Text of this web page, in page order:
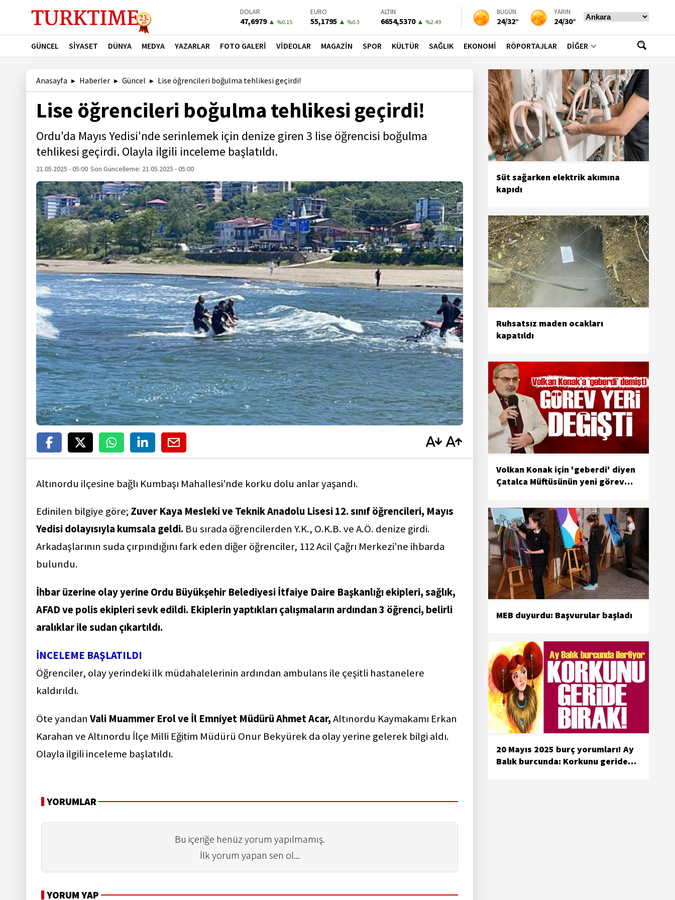
47,6979 55,1795 6654,5370
BIST-100 PETROL BONO
BUGÜN
24/32°
YARIN
24/30°
GÜNCEL SİYASET DÜNYA MEDYA YAZARLAR FOTO GALERİ VİDEOLAR MAGAZİN SPOR KÜLTÜR SAĞLIK EKONOMİ RÖPORTAJLAR DİĞER
Anasayfa Haberler Güncel Lise öğrencileri boğulma tehlikesi geçirdi!
Lise öğrencileri boğulma tehlikesi geçirdi!
Ordu'da Mayıs Yedisi'nde serinlemek için denize giren 3 lise öğrencisi boğulma
tehlikesi geçirdi. Olayla ilgili inceleme başlatıldı.
21.05.2025 - 05:00 Son Güncelleme: 21.05.2025 - 05:00
Altınordu ilçesine bağlı Kumbaşı Mahallesi'nde korku dolu anlar yaşandı.
Edinilen bilgiye göre; Zuver Kaya Mesleki ve Teknik Anadolu Lisesi 12. sınıf öğrencileri, Mayıs
Yedisi dolayısıyla kumsala geldi. Bu sırada öğrencilerden Y.K., O.K.B. ve A.Ö. denize girdi.
Arkadaşlarının suda çırpındığını fark eden diğer öğrenciler, 112 Acil Çağrı Merkezi'ne ihbarda
bulundu.
İhbar üzerine olay yerine Ordu Büyükşehir Belediyesi İtfaiye Daire Başkanlığı ekipleri, sağlık,
AFAD ve polis ekipleri sevk edildi. Ekiplerin yaptıkları çalışmaların ardından 3 öğrenci, belirli
aralıklar ile sudan çıkartıldı.
İNCELEME BAŞLATILDI
Öğrenciler, olay yerindeki ilk müdahalelerinin ardından ambulans ile çeşitli hastanelere
kaldırıldı.
Öte yandan Vali Muammer Erol ve İl Emniyet Müdürü Ahmet Acar,Altınordu Kaymakamı Erkan
Karahan ve Altınordu İlçe Milli Eğitim Müdürü Onur Bekyürek da olay yerine gelerek bilgi aldı.
Olayla ilgili inceleme başlatıldı.
YORUMLAR
Bu içeriğe henüz yorum yapılmamış.
İlk yorum yapan sen ol...
YORUM YAP
Süt sağarken elektrik akımına
kapıdı
Ruhsatsız maden ocakları
kapatıldı
Volkan Konak için 'geberdi' diyen
Çatalca Müftüsünün yeni görev
MEB duyurdu: Başvurular başladı
20 Mayıs 2025 burç yorumları! Ay
Balık burcunda: Korkunu geride